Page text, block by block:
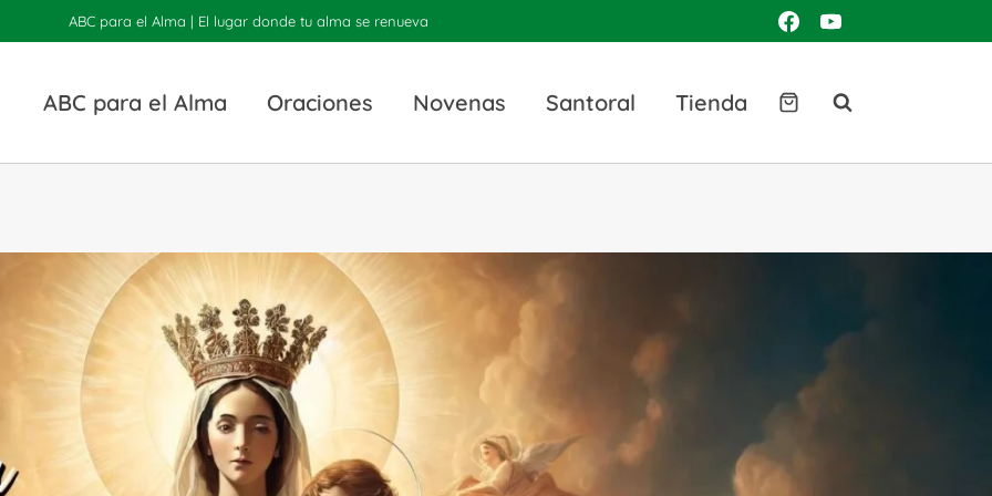
ABC para el Alma | El lugar donde tu alma se renueva
ABC para el Alma Oraciones Novenas Santoral Tienda